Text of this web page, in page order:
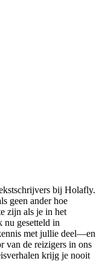
bij Holafly.
geen ander hoe
zijn als je in het
nu gesetteld in
met jullie deel—en
van de reizigers in ons
krijg je nooit